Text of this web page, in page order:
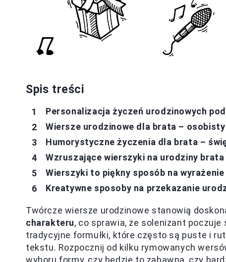
Spis treści
Personalizacja życzeń urodzinowych
Wiersze urodzinowe dla brata –
Humorystyczne życzenia dla brata –
Wzruszające wierszyki na urodziny
Wierszyki to piękny sposób na
Kreatywne sposoby na przekazanie
Twórcze wiersze urodzinowe stanowią
charakteru, co sprawia, że solenizant
tradycyjne formułki, które często są puste i
tekstu. Rozpocznij od kilku rymowanych
wyboru formy, czy będzie to zabawna, czy